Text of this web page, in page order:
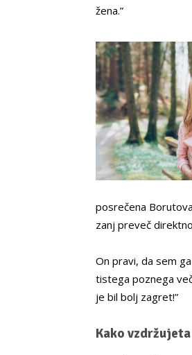
žena.”
posrečena
zanj preveč
On pravi, da sem
tistega poznega
je bil bolj zagret!”
Kako